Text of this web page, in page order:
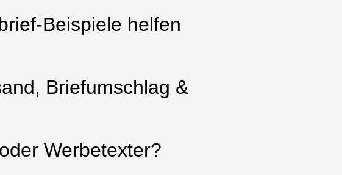
Beispiele helfen
Briefumschlag &
Werbetexter?